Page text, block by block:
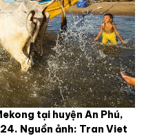
tại huyện An Phú,
Nguồn ảnh: Tran Viet